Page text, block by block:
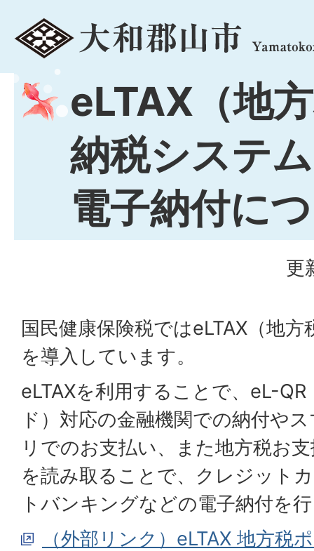
menu
eLTAX（地
納税システ
電子納付に
更
国民健康保険税ではeLTAX（地
を導入しています。
eLTAXを利用することで、eL-QR
ド）対応の金融機関での納付や
リでのお支払い、また地方税お
を読み取ることで、クレジット
トバンキングなどの電子納付を
（外部リンク）eLTAX 地方税